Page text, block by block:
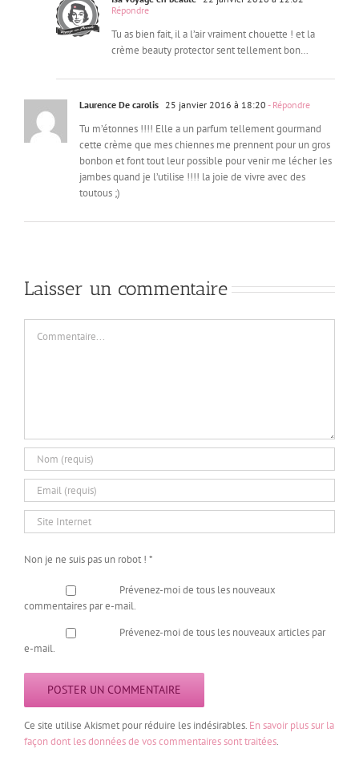
Répondre
Tu as bien fait, il a l’air vraiment chouette ! et la
crème beauty protector sent tellement bon…
Laurence De carolis 25 janvier 2016 à 18:20 - Répondre
Tu m’étonnes !!!! Elle a un parfum tellement gourmand
cette crème que mes chiennes me prennent pour un gros
bonbon et font tout leur possible pour venir me lécher les
jambes quand je l’utilise !!!! la joie de vivre avec des
toutous ;)
Laisser un commentaire
Non je ne suis pas un robot ! *
Prévenez-moi de tous les nouveaux
commentaires par e-mail.
Prévenez-moi de tous les nouveaux articles par
e-mail.
Ce site utilise Akismet pour réduire les indésirables. En savoir plus sur la
façon dont les données de vos commentaires sont traitées.